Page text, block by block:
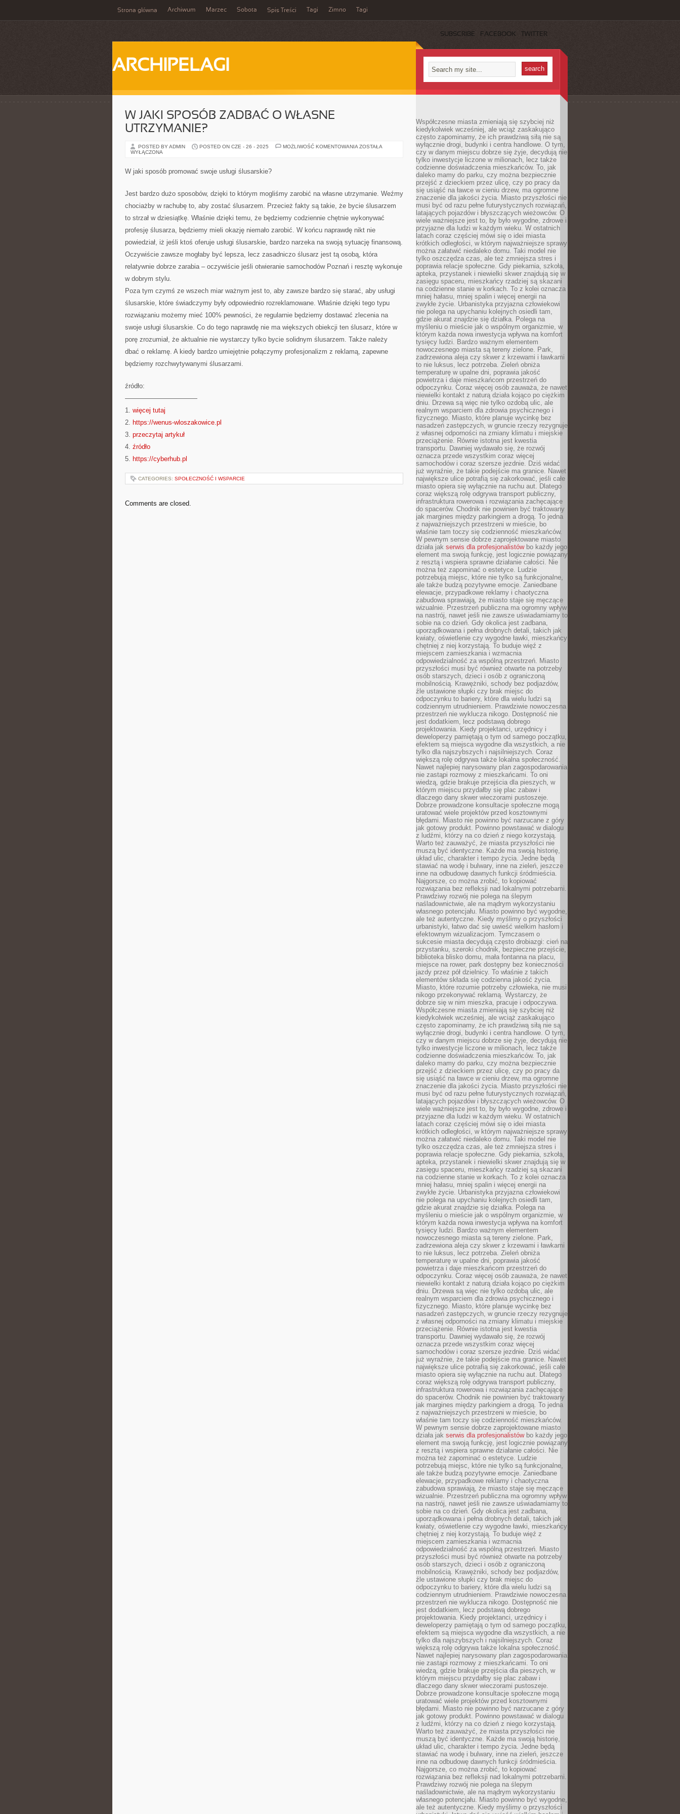
Strona główna Archiwum Marzec Sobota Spis Treści Tagi Zimno Tagi
SUBSCRIBE FACEBOOK TWITTER
ARCHIPELAGI
W JAKI SPOSÓB ZADBAĆ O WŁASNE
UTRZYMANIE?
POSTED BY ADMIN POSTED ON CZE - 26 - 2025 MOŻLIWOŚĆ KOMENTOWANIA W
ZOSTAŁA
WYŁĄCZONA
W jaki sposób promować swoje usługi ślusarskie?
Jest bardzo dużo sposobów, dzięki to którym mogliśmy zarobić na własne utrzymanie. Weźmy
chociażby w rachubę to, aby zostać ślusarzem. Przecież fakty są takie, że bycie ślusarzem
to strzał w dziesiątkę. Właśnie dzięki temu, że będziemy codziennie chętnie wykonywać
profesję ślusarza, będziemy mieli okazję niemało zarobić. W końcu naprawdę nikt nie
powiedział, iż jeśli ktoś oferuje usługi ślusarskie, bardzo narzeka na swoją sytuację finansową.
Oczywiście zawsze mogłaby być lepsza, lecz zasadniczo ślusarz jest tą osobą, która
relatywnie dobrze zarabia – oczywiście jeśli otwieranie samochodów Poznań i resztę wykonuje
w dobrym stylu.
Poza tym czymś ze wszech miar ważnym jest to, aby zawsze bardzo się starać, aby usługi
ślusarskie, które świadczymy były odpowiednio rozreklamowane. Właśnie dzięki tego typu
rozwiązaniu możemy mieć 100% pewności, że regularnie będziemy dostawać zlecenia na
swoje usługi ślusarskie. Co do tego naprawdę nie ma większych obiekcji ten ślusarz, które w
porę zrozumiał, że aktualnie nie wystarczy tylko bycie solidnym ślusarzem. Także należy
dbać o reklamę. A kiedy bardzo umiejętnie połączymy profesjonalizm z reklamą, zapewne
będziemy rozchwytywanymi ślusarzami.
źródło:
———————————
1. więcej tutaj
2. https://wenus-wloszakowice.pl
3. przeczytaj artykuł
4. źródło
5. https://cyberhub.pl
CATEGORIES: SPOŁECZNOŚĆ I WSPARCIE
Comments are closed.
Współczesne miasta zmieniają się szybciej niż
kiedykolwiek wcześniej, ale wciąż zaskakująco
często zapominamy, że ich prawdziwą siłą nie są
wyłącznie drogi, budynki i centra handlowe. O tym,
czy w danym miejscu dobrze się żyje, decydują nie
tylko inwestycje liczone w milionach, lecz także
codzienne doświadczenia mieszkańców. To, jak
daleko mamy do parku, czy można bezpiecznie
przejść z dzieckiem przez ulicę, czy po pracy da
się usiąść na ławce w cieniu drzew, ma ogromne
znaczenie dla jakości życia. Miasto przyszłości nie
musi być od razu pełne futurystycznych rozwiązań,
latających pojazdów i błyszczących wieżowców. O
wiele ważniejsze jest to, by było wygodne, zdrowe i
przyjazne dla ludzi w każdym wieku. W ostatnich
latach coraz częściej mówi się o idei miasta
krótkich odległości, w którym najważniejsze sprawy
można załatwić niedaleko domu. Taki model nie
tylko oszczędza czas, ale też zmniejsza stres i
poprawia relacje społeczne. Gdy piekarnia, szkoła,
apteka, przystanek i niewielki skwer znajdują się w
zasięgu spaceru, mieszkańcy rzadziej są skazani
na codzienne stanie w korkach. To z kolei oznacza
mniej hałasu, mniej spalin i więcej energii na
zwykłe życie. Urbanistyka przyjazna człowiekowi
nie polega na upychaniu kolejnych osiedli tam,
gdzie akurat znajdzie się działka. Polega na
myśleniu o mieście jak o wspólnym organizmie, w
którym każda nowa inwestycja wpływa na komfort
tysięcy ludzi. Bardzo ważnym elementem
nowoczesnego miasta są tereny zielone. Park,
zadrzewiona aleja czy skwer z krzewami i ławkami
to nie luksus, lecz potrzeba. Zieleń obniża
temperaturę w upalne dni, poprawia jakość
powietrza i daje mieszkańcom przestrzeń do
odpoczynku. Coraz więcej osób zauważa, że nawet
niewielki kontakt z naturą działa kojąco po ciężkim
dniu. Drzewa są więc nie tylko ozdobą ulic, ale
realnym wsparciem dla zdrowia psychicznego i
fizycznego. Miasto, które planuje wycinkę bez
nasadzeń zastępczych, w gruncie rzeczy rezygnuje
z własnej odporności na zmiany klimatu i miejskie
przeciążenie. Równie istotna jest kwestia
transportu. Dawniej wydawało się, że rozwój
oznacza przede wszystkim coraz więcej
samochodów i coraz szersze jezdnie. Dziś widać
już wyraźnie, że takie podejście ma granice. Nawet
największe ulice potrafią się zakorkować, jeśli całe
miasto opiera się wyłącznie na ruchu aut. Dlatego
coraz większą rolę odgrywa transport publiczny,
infrastruktura rowerowa i rozwiązania zachęcające
do spacerów. Chodnik nie powinien być traktowany
jak margines między parkingiem a drogą. To jedna
z najważniejszych przestrzeni w mieście, bo
właśnie tam toczy się codzienność mieszkańców.
W pewnym sensie dobrze zaprojektowane miasto
działa jak serwis dla profesjonalistówbo każdy jego
element ma swoją funkcję, jest logicznie powiązany
z resztą i wspiera sprawne działanie całości. Nie
można też zapominać o estetyce. Ludzie
potrzebują miejsc, które nie tylko są funkcjonalne,
ale także budzą pozytywne emocje. Zaniedbane
elewacje, przypadkowe reklamy i chaotyczna
zabudowa sprawiają, że miasto staje się męczące
wizualnie. Przestrzeń publiczna ma ogromny wpływ
na nastrój, nawet jeśli nie zawsze uświadamiamy to
sobie na co dzień. Gdy okolica jest zadbana,
uporządkowana i pełna drobnych detali, takich jak
kwiaty, oświetlenie czy wygodne ławki, mieszkańcy
chętniej z niej korzystają. To buduje więź z
miejscem zamieszkania i wzmacnia
odpowiedzialność za wspólną przestrzeń. Miasto
przyszłości musi być również otwarte na potrzeby
osób starszych, dzieci i osób z ograniczoną
mobilnością. Krawężniki, schody bez podjazdów,
źle ustawione słupki czy brak miejsc do
odpoczynku to bariery, które dla wielu ludzi są
codziennym utrudnieniem. Prawdziwie nowoczesna
przestrzeń nie wyklucza nikogo. Dostępność nie
jest dodatkiem, lecz podstawą dobrego
projektowania. Kiedy projektanci, urzędnicy i
deweloperzy pamiętają o tym od samego początku,
efektem są miejsca wygodne dla wszystkich, a nie
tylko dla najszybszych i najsilniejszych. Coraz
większą rolę odgrywa także lokalna społeczność.
Nawet najlepiej narysowany plan zagospodarowania
nie zastąpi rozmowy z mieszkańcami. To oni
wiedzą, gdzie brakuje przejścia dla pieszych, w
którym miejscu przydałby się plac zabaw i
dlaczego dany skwer wieczorami pustoszeje.
Dobrze prowadzone konsultacje społeczne mogą
uratować wiele projektów przed kosztownymi
błędami. Miasto nie powinno być narzucane z góry
jak gotowy produkt. Powinno powstawać w dialogu
z ludźmi, którzy na co dzień z niego korzystają.
Warto też zauważyć, że miasta przyszłości nie
muszą być identyczne. Każde ma swoją historię,
układ ulic, charakter i tempo życia. Jedne będą
stawiać na wodę i bulwary, inne na zieleń, jeszcze
inne na odbudowę dawnych funkcji śródmieścia.
Najgorsze, co można zrobić, to kopiować
rozwiązania bez refleksji nad lokalnymi potrzebami.
Prawdziwy rozwój nie polega na ślepym
naśladownictwie, ale na mądrym wykorzystaniu
własnego potencjału. Miasto powinno być wygodne,
ale też autentyczne. Kiedy myślimy o przyszłości
urbanistyki, łatwo dać się uwieść wielkim hasłom i
efektownym wizualizacjom. Tymczasem o
sukcesie miasta decydują często drobiazgi: cień na
przystanku, szeroki chodnik, bezpieczne przejście,
biblioteka blisko domu, mała fontanna na placu,
miejsce na rower, park dostępny bez konieczności
jazdy przez pół dzielnicy. To właśnie z takich
elementów składa się codzienna jakość życia.
Miasto, które rozumie potrzeby człowieka, nie musi
nikogo przekonywać reklamą. Wystarczy, że
dobrze się w nim mieszka, pracuje i odpoczywa.
Współczesne miasta zmieniają się szybciej niż
kiedykolwiek wcześniej, ale wciąż zaskakująco
często zapominamy, że ich prawdziwą siłą nie są
wyłącznie drogi, budynki i centra handlowe. O tym,
czy w danym miejscu dobrze się żyje, decydują nie
tylko inwestycje liczone w milionach, lecz także
codzienne doświadczenia mieszkańców. To, jak
daleko mamy do parku, czy można bezpiecznie
przejść z dzieckiem przez ulicę, czy po pracy da
się usiąść na ławce w cieniu drzew, ma ogromne
znaczenie dla jakości życia. Miasto przyszłości nie
musi być od razu pełne futurystycznych rozwiązań,
latających pojazdów i błyszczących wieżowców. O
wiele ważniejsze jest to, by było wygodne, zdrowe i
przyjazne dla ludzi w każdym wieku. W ostatnich
latach coraz częściej mówi się o idei miasta
krótkich odległości, w którym najważniejsze sprawy
można załatwić niedaleko domu. Taki model nie
tylko oszczędza czas, ale też zmniejsza stres i
poprawia relacje społeczne. Gdy piekarnia, szkoła,
apteka, przystanek i niewielki skwer znajdują się w
zasięgu spaceru, mieszkańcy rzadziej są skazani
na codzienne stanie w korkach. To z kolei oznacza
mniej hałasu, mniej spalin i więcej energii na
zwykłe życie. Urbanistyka przyjazna człowiekowi
nie polega na upychaniu kolejnych osiedli tam,
gdzie akurat znajdzie się działka. Polega na
myśleniu o mieście jak o wspólnym organizmie, w
którym każda nowa inwestycja wpływa na komfort
tysięcy ludzi. Bardzo ważnym elementem
nowoczesnego miasta są tereny zielone. Park,
zadrzewiona aleja czy skwer z krzewami i ławkami
to nie luksus, lecz potrzeba. Zieleń obniża
temperaturę w upalne dni, poprawia jakość
powietrza i daje mieszkańcom przestrzeń do
odpoczynku. Coraz więcej osób zauważa, że nawet
niewielki kontakt z naturą działa kojąco po ciężkim
dniu. Drzewa są więc nie tylko ozdobą ulic, ale
realnym wsparciem dla zdrowia psychicznego i
fizycznego. Miasto, które planuje wycinkę bez
nasadzeń zastępczych, w gruncie rzeczy rezygnuje
z własnej odporności na zmiany klimatu i miejskie
przeciążenie. Równie istotna jest kwestia
transportu. Dawniej wydawało się, że rozwój
oznacza przede wszystkim coraz więcej
samochodów i coraz szersze jezdnie. Dziś widać
już wyraźnie, że takie podejście ma granice. Nawet
największe ulice potrafią się zakorkować, jeśli całe
miasto opiera się wyłącznie na ruchu aut. Dlatego
coraz większą rolę odgrywa transport publiczny,
infrastruktura rowerowa i rozwiązania zachęcające
do spacerów. Chodnik nie powinien być traktowany
jak margines między parkingiem a drogą. To jedna
z najważniejszych przestrzeni w mieście, bo
właśnie tam toczy się codzienność mieszkańców.
W pewnym sensie dobrze zaprojektowane miasto
działa jak serwis dla profesjonalistówbo każdy jego
element ma swoją funkcję, jest logicznie powiązany
z resztą i wspiera sprawne działanie całości. Nie
można też zapominać o estetyce. Ludzie
potrzebują miejsc, które nie tylko są funkcjonalne,
ale także budzą pozytywne emocje. Zaniedbane
elewacje, przypadkowe reklamy i chaotyczna
zabudowa sprawiają, że miasto staje się męczące
wizualnie. Przestrzeń publiczna ma ogromny wpływ
na nastrój, nawet jeśli nie zawsze uświadamiamy to
sobie na co dzień. Gdy okolica jest zadbana,
uporządkowana i pełna drobnych detali, takich jak
kwiaty, oświetlenie czy wygodne ławki, mieszkańcy
chętniej z niej korzystają. To buduje więź z
miejscem zamieszkania i wzmacnia
odpowiedzialność za wspólną przestrzeń. Miasto
przyszłości musi być również otwarte na potrzeby
osób starszych, dzieci i osób z ograniczoną
mobilnością. Krawężniki, schody bez podjazdów,
źle ustawione słupki czy brak miejsc do
odpoczynku to bariery, które dla wielu ludzi są
codziennym utrudnieniem. Prawdziwie nowoczesna
przestrzeń nie wyklucza nikogo. Dostępność nie
jest dodatkiem, lecz podstawą dobrego
projektowania. Kiedy projektanci, urzędnicy i
deweloperzy pamiętają o tym od samego początku,
efektem są miejsca wygodne dla wszystkich, a nie
tylko dla najszybszych i najsilniejszych. Coraz
większą rolę odgrywa także lokalna społeczność.
Nawet najlepiej narysowany plan zagospodarowania
nie zastąpi rozmowy z mieszkańcami. To oni
wiedzą, gdzie brakuje przejścia dla pieszych, w
którym miejscu przydałby się plac zabaw i
dlaczego dany skwer wieczorami pustoszeje.
Dobrze prowadzone konsultacje społeczne mogą
uratować wiele projektów przed kosztownymi
błędami. Miasto nie powinno być narzucane z góry
jak gotowy produkt. Powinno powstawać w dialogu
z ludźmi, którzy na co dzień z niego korzystają.
Warto też zauważyć, że miasta przyszłości nie
muszą być identyczne. Każde ma swoją historię,
układ ulic, charakter i tempo życia. Jedne będą
stawiać na wodę i bulwary, inne na zieleń, jeszcze
inne na odbudowę dawnych funkcji śródmieścia.
Najgorsze, co można zrobić, to kopiować
rozwiązania bez refleksji nad lokalnymi potrzebami.
Prawdziwy rozwój nie polega na ślepym
naśladownictwie, ale na mądrym wykorzystaniu
własnego potencjału. Miasto powinno być wygodne,
ale też autentyczne. Kiedy myślimy o przyszłości